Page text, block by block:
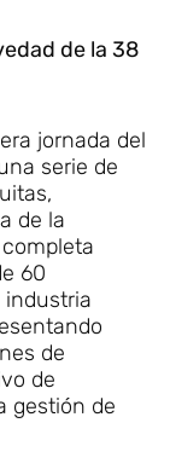
de la 38
jornada del
serie de
de la
60
industria
de
de
gestión de